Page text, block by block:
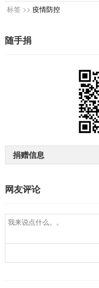
标签 >> 疫情防控
随手捐
捐赠信息
网友评论